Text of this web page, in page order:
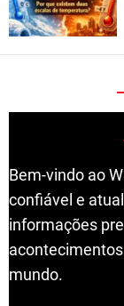
Bem-vindo ao
confiável e
informações
mundo.